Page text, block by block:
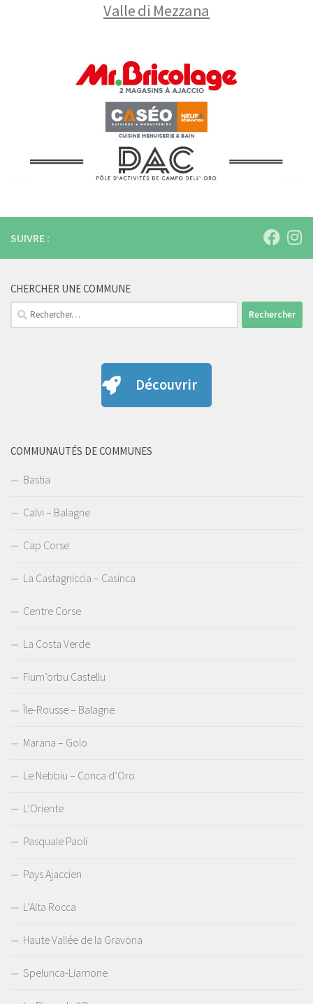
Valle di Mezzana
SUIVRE :
CHERCHER UNE COMMUNE
Rechercher :
Découvrir
COMMUNAUTÉS DE COMMUNES
Bastia
Calvi – Balagne
Cap Corse
La Castagniccia – Casinca
Centre Corse
La Costa Verde
Fium’orbu Castellu
Île-Rousse – Balagne
Marana – Golo
Le Nebbiu – Conca d’Oro
L’Oriente
Pasquale Paoli
Pays Ajaccien
L’Alta Rocca
Haute Vallée de la Gravona
Spelunca-Liamone